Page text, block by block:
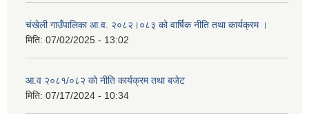
चंखेली गाउँपालिका आ.व. २०८२।०८३ को वार्षिक नीति तथा कार्यक्रम ।
मिति: 07/02/2025 - 13:02
आ.व २०८१/०८२ को नीति कार्यक्रम तथा बजेट
मिति: 07/17/2024 - 10:34